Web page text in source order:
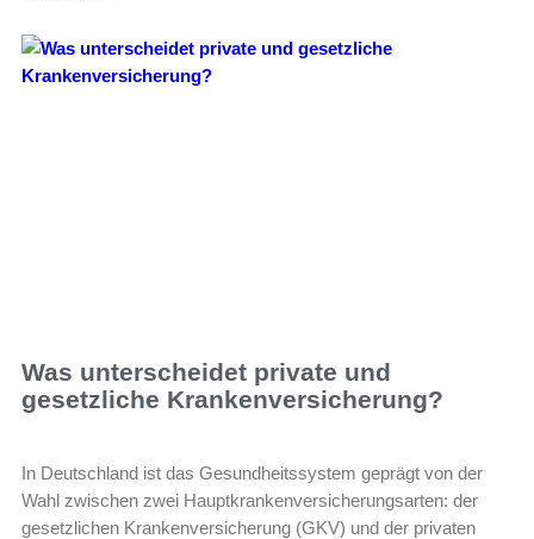
Was unterscheidet private und
gesetzliche Krankenversicherung?
In Deutschland ist das Gesundheitssystem geprägt von der
Wahl zwischen zwei Hauptkrankenversicherungsarten: der
gesetzlichen Krankenversicherung (GKV) und der privaten